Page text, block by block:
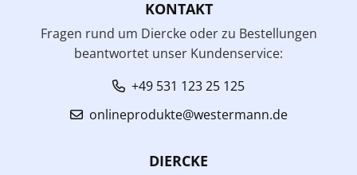
KONTAKT
Fragen rund um Diercke oder zu Bestellungen
beantwortet unser Kundenservice:
+49 531 123 25 125
onlineprodukte@westermann.de
DIERCKE